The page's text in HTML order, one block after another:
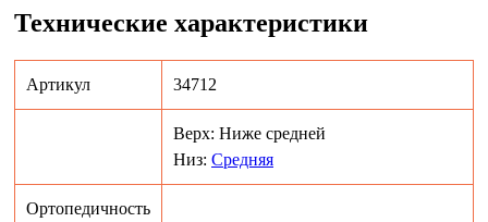
Технические характеристики
Артикул 34712
Верх: Ниже средней
Низ: Средняя
Ортопедичность